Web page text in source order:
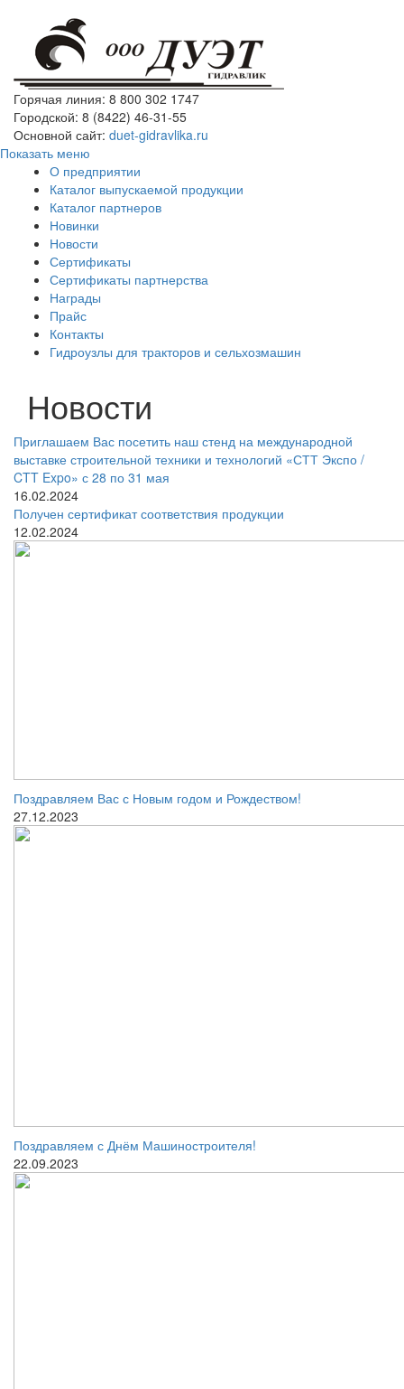
Горячая линия: 8 800 302 1747
Городской: 8 (8422) 46-31-55
Основной сайт: duet-gidravlika.ru
Показать меню
О предприятии
Каталог выпускаемой продукции
Каталог партнеров
Новинки
Новости
Сертификаты
Сертификаты партнерства
Награды
Прайс
Контакты
Гидроузлы для тракторов и сельхозмашин
Новости
Приглашаем Вас посетить наш стенд на международной
выставке строительной техники и технологий «СТТ Экспо /
CTT Expo» с 28 по 31 мая
16.02.2024
Получен сертификат соответствия продукции
12.02.2024
Поздравляем Вас с Новым годом и Рождеством!
27.12.2023
Поздравляем с Днём Машиностроителя!
22.09.2023